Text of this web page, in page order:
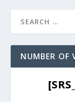
NUMBER OF